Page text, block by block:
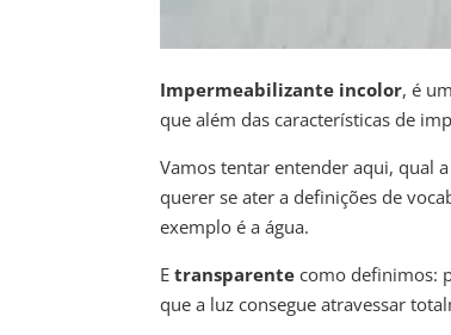
Impermeabilizante incolor, é
que além das características de
Vamos tentar entender aqui, qual
querer se ater a definições de
exemplo é a água.
Etransparente como definimos:
que a luz consegue atravessar